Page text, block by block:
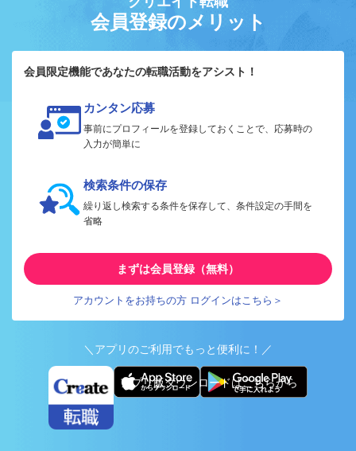
会員登録のメリット
会員限定機能であなたの転職活動をアシスト！
カンタン応募
事前にプロフィールを登録しておくことで、応募時の
入力が簡単に
検索条件の保存
繰り返し検索する条件を保存して、条件設定の手間を
省略
まずは会員登録（無料）
アカウントをお持ちの方 ログインはこちら＞
＼アプリのご利用でもっと便利に！／
アプリ版ダウンロードはこちらから